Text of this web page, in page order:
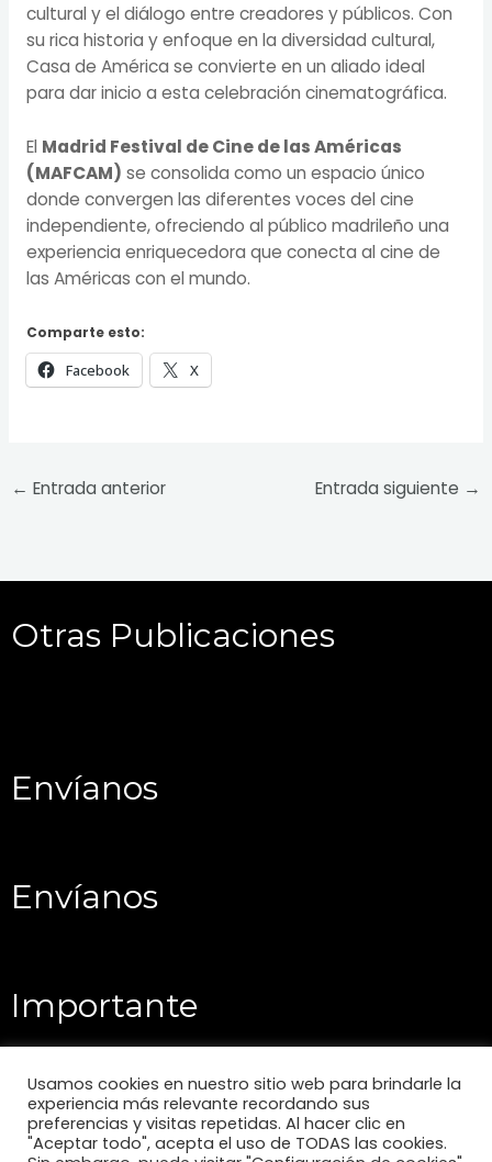
cultural y el diálogo entre creadores y públicos. Con
su rica historia y enfoque en la diversidad cultural,
Casa de América se convierte en un aliado ideal
para dar inicio a esta celebración cinematográfica.
El Madrid Festival de Cine de las Américas
(MAFCAM) se consolida como un espacio único
donde convergen las diferentes voces del cine
independiente, ofreciendo al público madrileño una
experiencia enriquecedora que conecta al cine de
las Américas con el mundo.
Comparte esto:
Facebook X
← Entrada anterior Entrada siguiente →
Otras Publicaciones
Envíanos
Envíanos
Importante
Usamos cookies en nuestro sitio web para brindarle la
experiencia más relevante recordando sus
preferencias y visitas repetidas. Al hacer clic en
"Aceptar todo", acepta el uso de TODAS las cookies.